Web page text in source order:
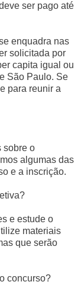
ser pago até
enquadra nas
solicitada por
capita igual ou
São Paulo. Se
para reunir a
sobre o
algumas das
e a inscrição.
e estude o
materiais
que serão
concurso?